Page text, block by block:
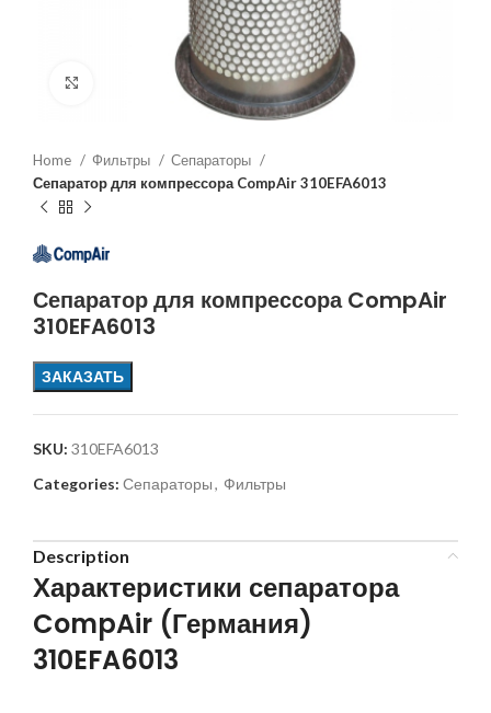
Home Фильтры
Сепараторы
Сепаратор для компрессора CompAir 310EFA6013
Сепаратор для компрессора CompAir
310EFA6013
ЗАКАЗАТЬ
SKU: 310EFA6013
Categories: Сепараторы, Фильтры
Description
Характеристики сепаратора
CompAir (Германия)
310EFA6013